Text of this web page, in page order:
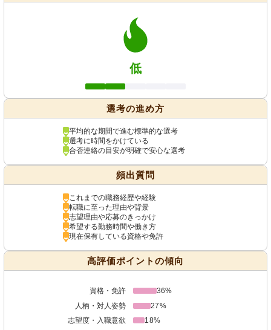
低
選考の進め方
平均的な期間で進む標準的な選考
選考に時間をかけている
合否連絡の目安が明確で安心な選考
頻出質問
これまでの職務経歴や経験
転職に至った理由や背景
志望理由や応募のきっかけ
希望する勤務時間や働き方
現在保有している資格や免許
高評価ポイントの傾向
資格・免許
36%
人柄・対人姿勢
27%
志望度・入職意欲
18%